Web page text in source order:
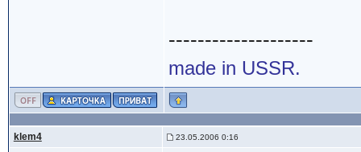
--------------------
made in USSR.
klem4 23.05.2006 0:16